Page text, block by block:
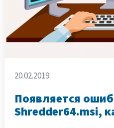
20.02.2019
Появляется
Shredder64.msi,